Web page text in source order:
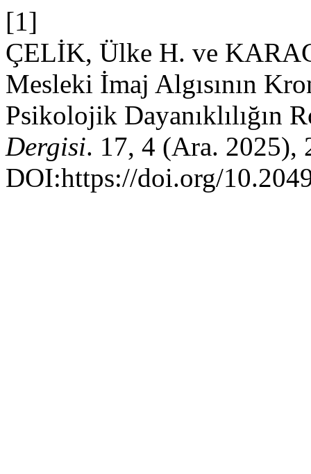
[1]
ÇELİK, Ülke H. ve
Mesleki İmaj Algısının
Psikolojik Dayanıklılığın
Dergisi. 17, 4 (Ara. 2025),
DOI:https://doi.org/